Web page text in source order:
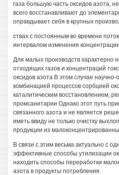
газа большую часть оксидов азота,
всего восстанавливают до
оправдывает себя в крупных
ствах с постоянным во времени
интервалом изменения
Для малых производств характерно
отходящих газов и концентраций
оксидов азота В этом случае
комбинацией процессов сорбцией
каталитическим восстановлением,
промсанитарии Однако этот путь
связанного азота и не является
иметь ввиду не только очистку
продукции из
В связи с этим весьма актуально с
эффективные способы утилизации
находить способы переработки
азота в продукты потребления